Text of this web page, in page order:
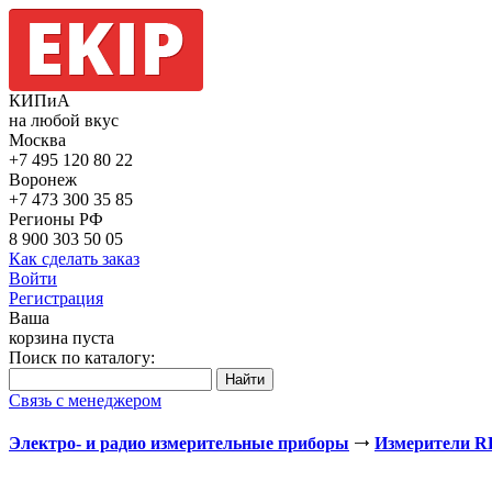
КИПиА
на любой вкус
Москва
+7 495 120 80 22
Воронеж
+7 473 300 35 85
Регионы РФ
8 900 303 50 05
Как сделать заказ
Войти
Регистрация
Ваша
корзина пуста
Поиск по каталогу:
Связь с менеджером
Электро- и радио измерительные приборы Измерители